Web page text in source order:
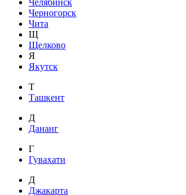
Черногорск
Чита
Щ
Щелково
Я
Якутск
Т
Ташкент
Д
Дананг
Г
Гувахати
Д
Джакарта